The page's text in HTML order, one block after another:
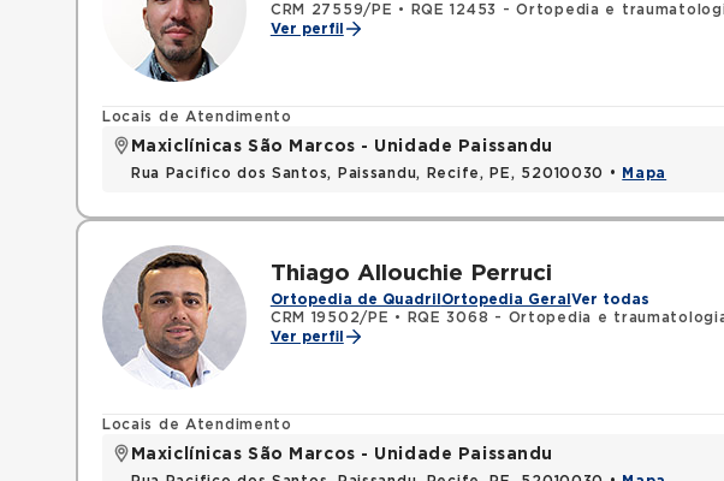
CRM 27559/PE •
RQE 12453 - Ortopedia e
Ver perfil
Locais de Atendimento
Maxiclínicas São Marcos - Unidade Paissandu
Rua Pacifico dos Santos, Paissandu, Recife, PE, 52010030 • Mapa
Thiago Allouchie Perruci
Ortopedia de Quadril Ortopedia Geral Ver todas
CRM 19502/PE •
RQE 3068 - Ortopedia e
Ver perfil
Locais de Atendimento
Maxiclínicas São Marcos - Unidade Paissandu